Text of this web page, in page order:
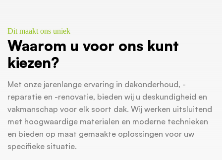
Dit maakt ons uniek
Waarom u voor ons kunt
kiezen?
Met onze jarenlange ervaring in dakonderhoud, -
reparatie en -renovatie, bieden wij u deskundigheid en
vakmanschap voor elk soort dak. Wij werken uitsluitend
met hoogwaardige materialen en moderne technieken
en bieden op maat gemaakte oplossingen voor uw
specifieke situatie.